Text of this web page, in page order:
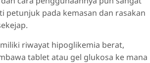
pada kemasan dan rasakan
riwayat hipoglikemia berat,
tablet atau gel glukosa ke mana